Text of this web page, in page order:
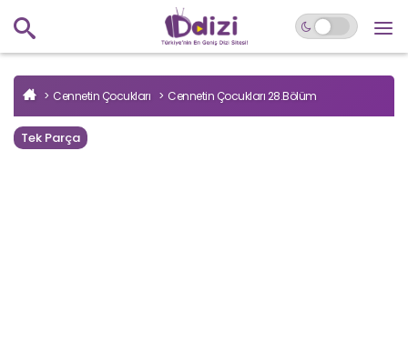
Cennetin Çocukları Cennetin Çocukları 28.Bölüm
Tek Parça